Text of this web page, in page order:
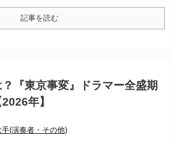
記事を読む
『東京事変』ドラマー全盛期
年】
手(演奏者・その他)